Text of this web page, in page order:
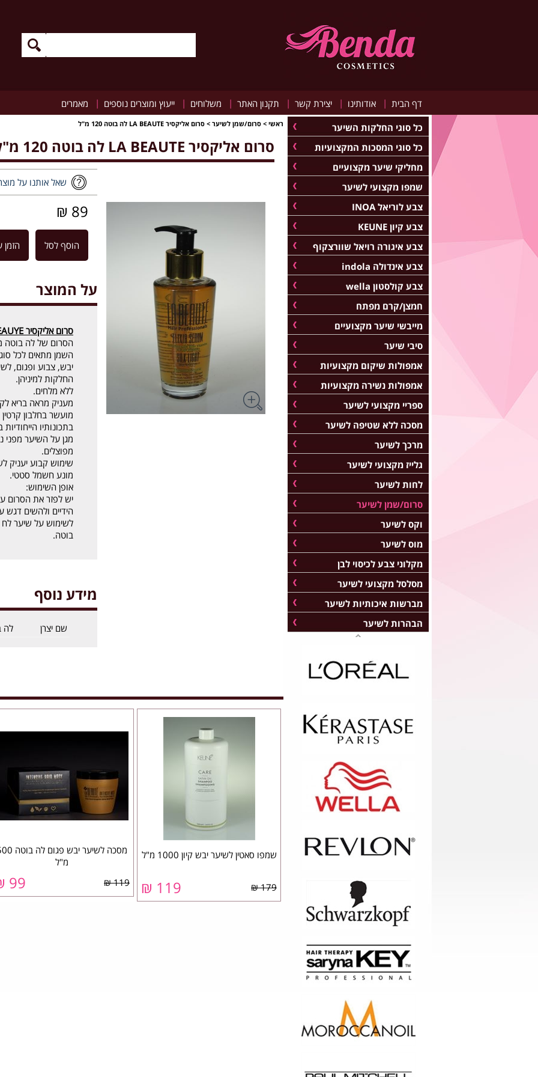
דף הבית | אודותינו | יצירת קשר | תקנון האתר | משלוחים | ייעוץ ומוצרים נוספים | מאמרים
ראשי > סרום/שמן לשיער > סרום אליקסיר LA BEAUTE לה בוטה 120 מ"ל
סרום אליקסיר LA BEAUTE לה בוטה 120 מ"ל
שאל אותנו על
89 ₪
הוסף לסל הזמן
על המוצר
סרום אליקסיר LA BEAUYE לה בוטה 120 מ"ל
הסרום של לה בוטה
השמן מתאים לכל
יבש, צבוע ופגום,
החלקות למיניהן.
ללא מלחים.
מעניק מראה בריא
מועשר בחלבון
בתכונותיו
מגן על השיער מפני
מפוצלים.
שימוש קבוע יעניק
מונע חשמל סטטי.
אופן השימוש:
יש לפזר את הסרום
הידיים ולהשים דגש
לשימוש על שיער
בוטה.
מידע נוסף
שם יצרן לה
שמפו סאטין לשיער יבש קיון 1000 מ"ל
179 ₪
119 ₪
מסכה לשיער יבש פגום
מ"ל
119 ₪
99 ₪
כל סוגי החלקות השיער
כל סוגי המסכות המקצועיות
מחליקי שיער מקצועיים
שמפו מקצועי לשיער
צבע לוריאל INOA
צבע קיון KEUNE
צבע איגורה רויאל שוורצקוף
צבע אינדולה indola
צבע קולסטון wella
חמצן/קרם מפתח
מייבשי שיער מקצועיים
סיבי שיער
אמפולות שיקום מקצועיות
אמפולות נשירה מקצועיות
ספריי מקצועי לשיער
מסכה ללא שטיפה לשיער
מרכך לשיער
גלייז מקצועי לשיער
לחות לשיער
סרום/שמן לשיער
וקס לשיער
מוס לשיער
מקלוני צבע לכיסוי לבן
מסלסל מקצועי לשיער
מברשות איכותיות לשיער
הבהרות לשיער